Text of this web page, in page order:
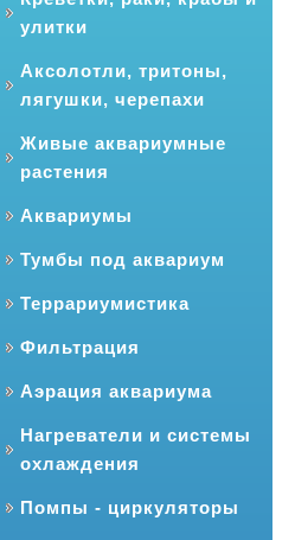
улитки
Аксолотли, тритоны,
лягушки, черепахи
Живые аквариумные
растения
Аквариумы
Тумбы под аквариум
Террариумистика
Фильтрация
Аэрация аквариума
Нагреватели и системы
охлаждения
Помпы - циркуляторы